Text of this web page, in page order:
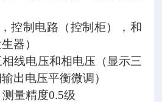
控制电路（控制柜），和
器）
线电压和相电压（显示三
出电压平衡微调）
量精度0.5级